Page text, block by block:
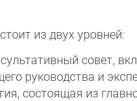
из двух уровней:
совет,
руководства и
состоящая из